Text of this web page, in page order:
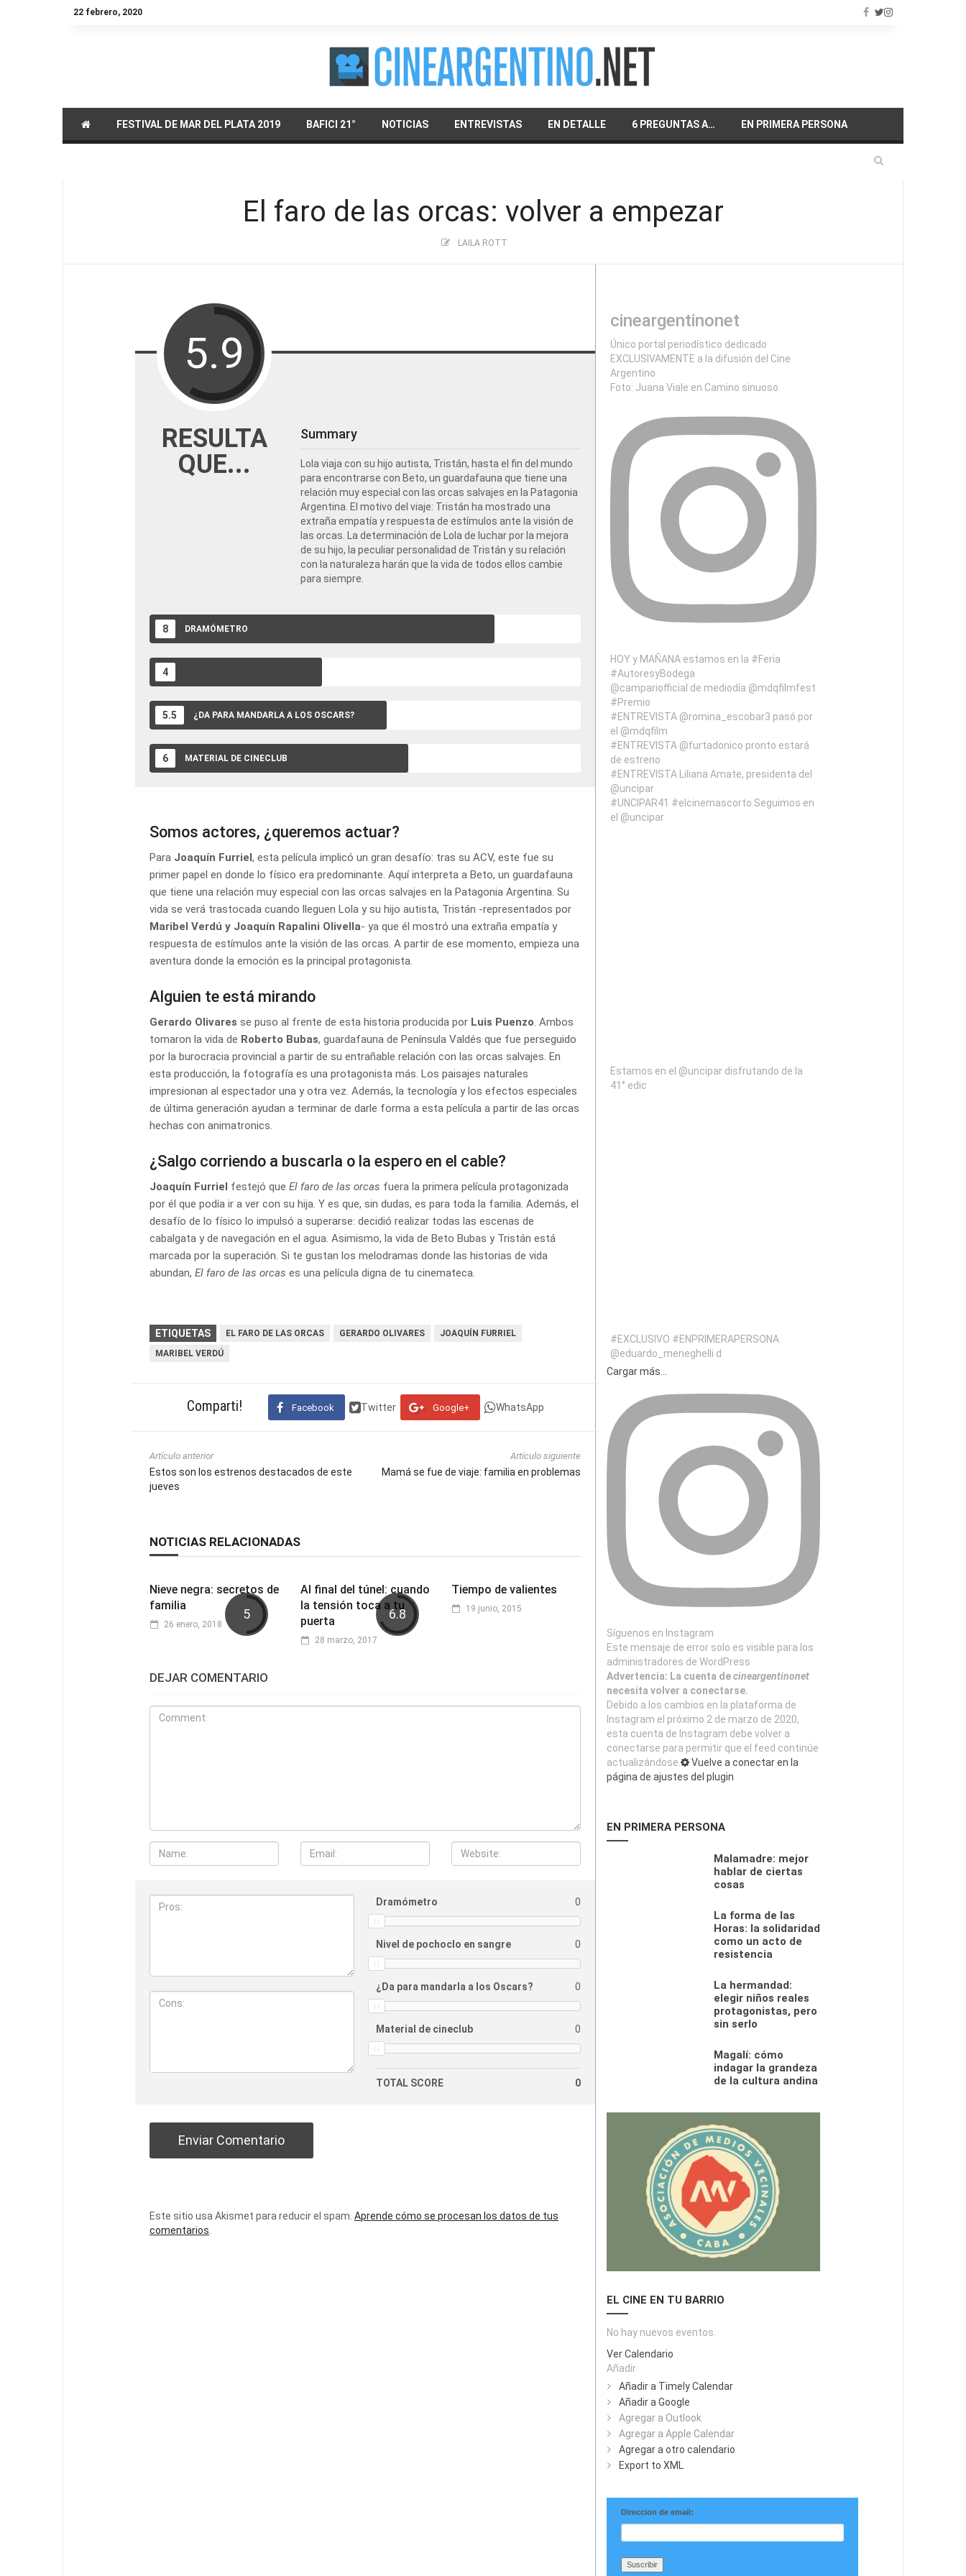
22 febrero, 2020
FESTIVAL DE MAR DEL PLATA 2019 BAFICI 21° NOTICIAS ENTREVISTAS EN DETALLE 6 PREGUNTAS A… EN PRIMERA PERSONA
El faro de las orcas: volver a empezar
LAILA ROTT
5.9
RESULTA
QUE...
Summary
Lola viaja con su hijo autista, Tristán, hasta el fin del mundo
para encontrarse con Beto, un guardafauna que tiene una
relación muy especial con las orcas salvajes en la Patagonia
Argentina. El motivo del viaje: Tristán ha mostrado una
extraña empatía y respuesta de estímulos ante la visión de
las orcas. La determinación de Lola de luchar por la mejora
de su hijo, la peculiar personalidad de Tristán y su relación
con la naturaleza harán que la vida de todos ellos cambie
para siempre.
8 DRAMÓMETRO
4
5.5 ¿DA PARA MANDARLA A LOS OSCARS?
6 MATERIAL DE CINECLUB
Somos actores, ¿queremos actuar?
Para Joaquín Furriel, esta película implicó un gran desafío: tras su ACV, este fue su
primer papel en donde lo físico era predominante. Aquí interpreta a Beto, un guardafauna
que tiene una relación muy especial con las orcas salvajes en la Patagonia Argentina. Su
vida se verá trastocada cuando lleguen Lola y su hijo autista, Tristán -representados por
Maribel Verdú y Joaquín Rapalini Olivella- ya que él mostró una extraña empatía y
respuesta de estímulos ante la visión de las orcas. A partir de ese momento, empieza una
aventura donde la emoción es la principal protagonista.
Alguien te está mirando
Gerardo Olivares se puso al frente de esta historia producida por Luis Puenzo. Ambos
tomaron la vida de Roberto Bubas, guardafauna de Península Valdés que fue perseguido
por la burocracia provincial a partir de su entrañable relación con las orcas salvajes. En
esta producción, la fotografía es una protagonista más. Los paisajes naturales
impresionan al espectador una y otra vez. Además, la tecnología y los efectos especiales
de última generación ayudan a terminar de darle forma a esta película a partir de las orcas
hechas con animatronics.
¿Salgo corriendo a buscarla o la espero en el cable?
Joaquín Furriel festejó que El faro de las orcas fuera la primera película protagonizada
por él que podía ir a ver con su hija. Y es que, sin dudas, es para toda la familia. Además, el
desafío de lo físico lo impulsó a superarse: decidió realizar todas las escenas de
cabalgata y de navegación en el agua. Asimismo, la vida de Beto Bubas y Tristán está
marcada por la superación. Si te gustan los melodramas donde las historias de vida
abundan, El faro de las orcas es una película digna de tu cinemateca.
ETIQUETAS EL FARO DE LAS ORCAS GERARDO OLIVARES
JOAQUÍN FURRIEL
MARIBEL VERDÚ
Comparti! Facebook Twitter Google+ WhatsApp
Artículo anterior
Estos son los estrenos destacados de este
jueves
Artículo siguiente
Mamá se fue de viaje: familia en problemas
NOTICIAS RELACIONADAS
5
Nieve negra: secretos de
familia
26 enero, 2018
6.8
Al final del túnel: cuando
la tensión toca a tu
puerta
28 marzo, 2017
Tiempo de valientes
19 junio, 2015
DEJAR COMENTARIO
Dramómetro 0
Nivel de pochoclo en sangre 0
¿Da para mandarla a los Oscars? 0
Material de cineclub 0
TOTAL SCORE 0
Este sitio usa Akismet para reducir el spam. Aprende cómo se procesan los datos de tus
comentarios
cineargentinonet
Único portal periodístico dedicado
EXCLUSIVAMENTE a la difusión del Cine
Argentino
Foto: Juana Viale en Camino sinuoso.
HOY y MAÑANA estamos en la #Feria
#AutoresyBodega
@campariofficial de mediodía @mdqfilmfest
#Premio
#ENTREVISTA @romina_escobar3 pasó por
el @mdqfilm
#ENTREVISTA @furtadonico pronto estará
de estreno
#ENTREVISTA Liliana Amate, presidenta del
@uncipar
#UNCIPAR41 #elcinemascorto Seguimos en
el @uncipar
Estamos en el @uncipar disfrutando de la
41° edic
#EXCLUSIVO #ENPRIMERAPERSONA
@eduardo_meneghelli d
Cargar más...
Síguenos en Instagram
Este mensaje de error solo es visible para los
administradores de WordPress
Advertencia: La cuenta decineargentinonet
necesita volver a conectarse.
Debido a los cambios en la plataforma de
Instagram el próximo 2 de marzo de 2020,
esta cuenta de Instagram debe volver a
conectarse para permitir que el feed continúe
actualizándose.
Vuelve a conectar en la
página de ajustes del plugin
EN PRIMERA PERSONA
Malamadre: mejor
hablar de ciertas
cosas
La forma de las
Horas: la solidaridad
como un acto de
resistencia
La hermandad:
elegir niños reales
protagonistas, pero
sin serlo
Magalí: cómo
indagar la grandeza
de la cultura andina
EL CINE EN TU BARRIO
No hay nuevos eventos.
Ver Calendario
Añadir
Añadir a Timely Calendar
Añadir a Google
Agregar a Outlook
Agregar a Apple Calendar
Agregar a otro calendario
Export to XML
Direccion de email: